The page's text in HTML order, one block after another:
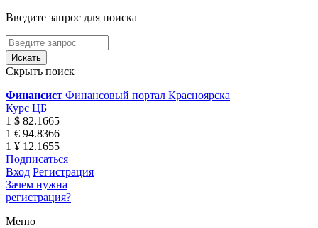
Введите запрос для поиска
Скрыть поиск
Финансист Финансовый портал Красноярска
Курс ЦБ
1 $ 82.1665
1 € 94.8366
1 ¥ 12.1655
Подписаться
Вход Регистрация
Зачем нужна
регистрация?
Меню